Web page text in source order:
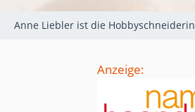
Anne Liebler ist die Hobbyschneiderin
Anzeige: